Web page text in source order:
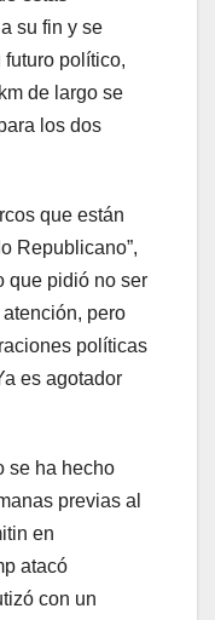
su fin y se
político,
de largo se
los dos
que están
Republicano”,
que pidió no ser
pero
políticas
es agotador
se ha hecho
previas al
en
atacó
con un